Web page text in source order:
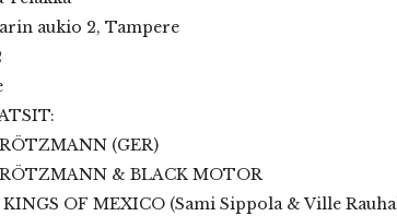
aukio 2, Tampere
(GER)
& BLACK MOTOR
KINGS OF MEXICO (Sami Sippola & Ville